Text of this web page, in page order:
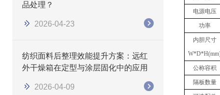
品处理？
2026-04-23
纺织面料后整理效能提升方案：远红
外干燥箱在定型与涂层固化中的应用
2026-04-09
电源电压
功率
内胆尺寸
W*D*
公称容积
隔板数量